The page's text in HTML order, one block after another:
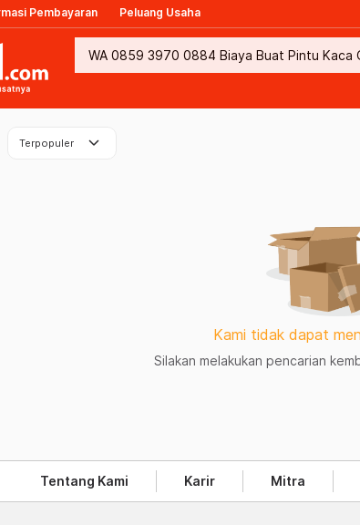
Pembayaran Peluang Usaha
Terpopuler keyboard_arrow_down
Kami tidak dapat
Silakan melakukan pencarian
Tentang Kami Karir Mitra